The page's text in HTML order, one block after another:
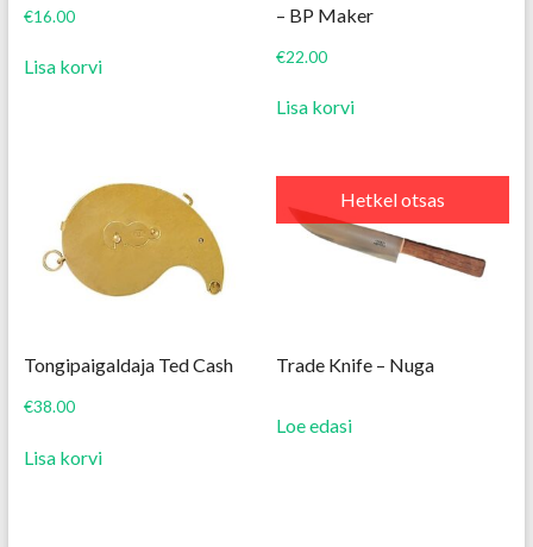
€16.00
Lisa korvi
– BP Maker
€22.00
Lisa korvi
Tongipaigaldaja Ted Cash
€38.00
Lisa korvi
Trade Knife – Nuga
Hetkel otsas
Loe edasi